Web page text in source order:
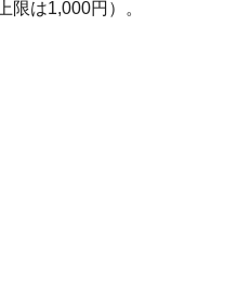
限は1,000円）。